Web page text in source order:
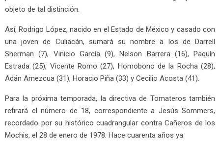
objeto de tal distinción.
Así, Rodrigo López, nacido en el Estado de México y casado con
una joven de Culiacán, sumará su nombre a los de Darrell
Sherman (7), Vinicio García (9), Nelson Barrera (16), Paquín
Estrada (25), Vicente Romo (27), Homobono de la Rocha (28),
Adán Amezcua (31), Horacio Piña (33) y Cecilio Acosta (41).
Para la próxima temporada, la directiva de Tomateros también
retirará el número de 18, correspondiente a Jesús Sommers,
recordado por su histórico cuadrangular contra Cañeros de los
Mochis, el 28 de enero de 1978. Hace cuarenta años ya.